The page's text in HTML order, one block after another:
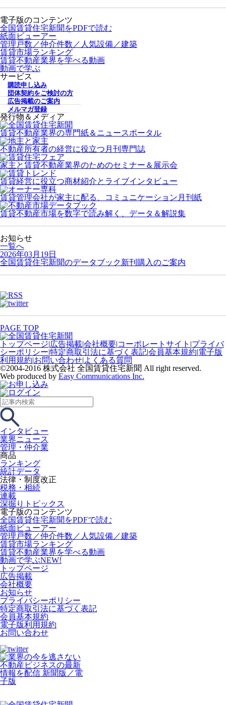
電子版のコンテンツ
全国賃貸住宅新聞をPDFで読む
紙面ビューアー
管理戸数／仲介件数／人気設備／建築
賃貸市場ランキング
賃貸不動産業界を学べる動画
動画で学ぶ
サービス
購読申し込み
団体契約をご検討の方
広告掲載のご案内
メルマガ登録
発行物＆メディア
賃貸不動産業界の専門紙＆ニュースポータル
不動産所有者の経営に役立つ月刊専門誌
家主と賃貸不動産業界のためのセミナー＆展示会
賃貸経営に役立つ商材紹介とライブインタビュー
賃貸管理会社が家主に配る、コミュニケーション月刊紙
賃貸不動産市場を数字で読み解く、データ＆解説集
お知らせ
一覧へ
2026年03月19日
全国賃貸住宅新聞のデータブック新刊購入のご案内
PAGE TOP
トップページ|広告掲載|会社概要|コーポレートサイト |プライバ
シーポリシー|特定商取引法に基づく表記|会員基本規約|電子版
利用規約|お問い合わせ|よくある質問
©2004-2016 株式会社 全国賃貸住宅新聞 All right reserved.
Web produced by Easy Communications Inc.
インタビュー
業界ニュース
管理・仲介業
商品
ランキング
統計データ
法律・制度改正
税務・相続
連載
深掘りトピックス
電子版のコンテンツ
全国賃貸住宅新聞をPDFで読む
紙面ビューアー
管理戸数／仲介件数／人気設備／建築
賃貸市場ランキング
賃貸不動産業界を学べる動画
動画で学ぶNEW!
トップページ
広告掲載
会社概要
お知らせ
プライバシーポリシー
特定商取引法に基づく表記
会員基本規約
電子版利用規約
お問い合わせ